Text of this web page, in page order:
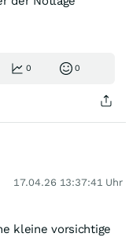
0 0
17.04.26 13:37:41 Uhr
kleine vorsichtige